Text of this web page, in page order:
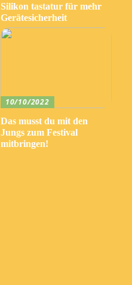
Silikon tastatur für mehr
Gerätesicherheit
10/10/2022
Das musst du mit den
Jungs zum Festival
mitbringen!